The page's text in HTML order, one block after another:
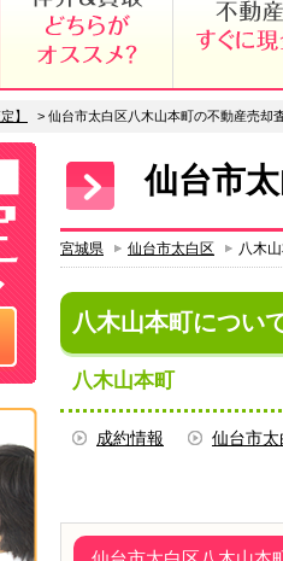
】 > 仙台市太白区八木山本町の不動産売却
仙台市
宮城県 仙台市太白区 八木
八木山本町につい
八木山本町
成約情報 仙台市